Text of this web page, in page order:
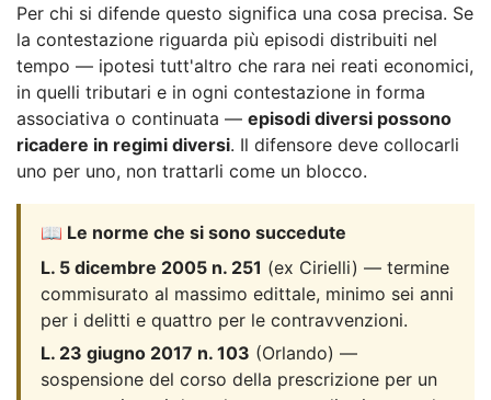
Per chi si difende questo significa una cosa precisa. Se
la contestazione riguarda più episodi distribuiti nel
tempo — ipotesi tutt'altro che rara nei reati economici,
in quelli tributari e in ogni contestazione in forma
associativa o continuata — episodi diversi possono
ricadere in regimi diversi. Il difensore deve collocarli
uno per uno, non trattarli come un blocco.
📖 Le norme che si sono succedute
L. 5 dicembre 2005 n. 251 (ex Cirielli) — termine
commisurato al massimo edittale, minimo sei anni
per i delitti e quattro per le contravvenzioni.
L. 23 giugno 2017 n. 103 (Orlando) —
sospensione del corso della prescrizione per un